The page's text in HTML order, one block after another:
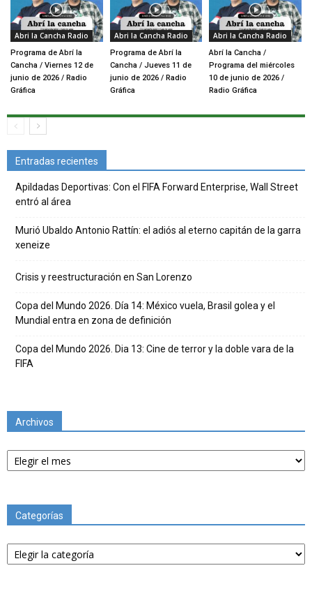
Abri la Cancha Radio
Programa de Abrí la
Cancha / Viernes 12 de
junio de 2026 / Radio
Gráfica
Abri la Cancha Radio
Programa de Abrí la
Cancha / Jueves 11 de
junio de 2026 / Radio
Gráfica
Abri la Cancha Radio
Abrí la Cancha /
Programa del miércoles
10 de junio de 2026 /
Radio Gráfica
Entradas recientes
Apildadas Deportivas: Con el FIFA Forward Enterprise, Wall Street
entró al área
Murió Ubaldo Antonio Rattín: el adiós al eterno capitán de la garra
xeneize
Crisis y reestructuración en San Lorenzo
Copa del Mundo 2026. Día 14: México vuela, Brasil golea y el
Mundial entra en zona de definición
Copa del Mundo 2026. Dia 13: Cine de terror y la doble vara de la
FIFA
Archivos
Archivos
Categorías
Categorías